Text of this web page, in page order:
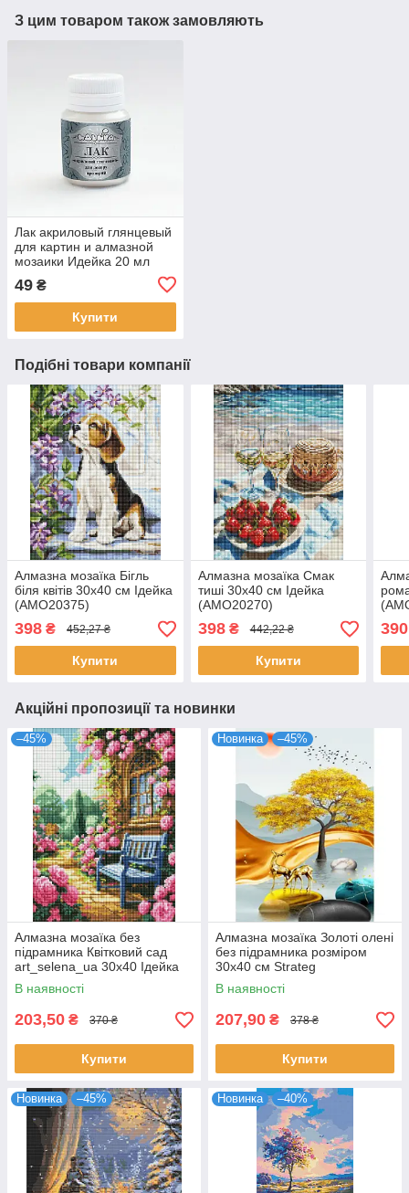
З цим товаром також замовляють
Лак акриловый глянцевый
для картин и алмазной
мозаики Идейка 20 мл
49 ₴
Купити
Подібні товари компанії
Алмазна мозаїка Бігль
біля квітів 30х40 см Ідейка
(AMO20375)
398 ₴ 452,27 ₴
Купити
Алмазна мозаїка Смак
тиші 30х40 см Ідейка
(AMO20270)
398₴ 442,22 ₴
Купити
Акційні пропозиції та новинки
–45%
Алмазна мозаїка без
підрамника Квітковий сад
art_selena_ua 30х40 Ідейка
(AMC7900)
В наявності
203,50 ₴ 370 ₴
Купити
Новинка –45%
Алмазна мозаїка Золоті олені
без підрамника розміром
30х40 см Strateg
(JSDF82144)
В наявності
207,90 ₴ 378 ₴
Купити
Новинка –45% Новинка –40%